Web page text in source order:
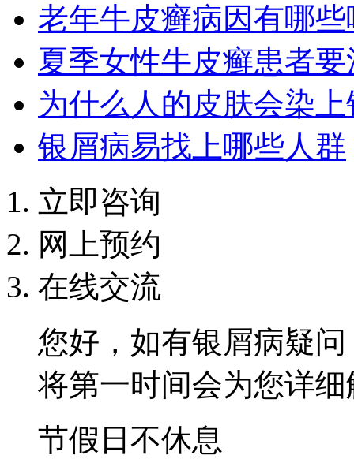
老年牛皮癣病因有哪些
夏季女性牛皮癣患者要
为什么人的皮肤会染上
银屑病易找上哪些人群
立即咨询
网上预约
在线交流
您好，如有银屑病疑
将第一时间会为您详
节假日不休息